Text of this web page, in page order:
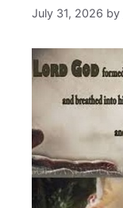
July 31, 2026 by